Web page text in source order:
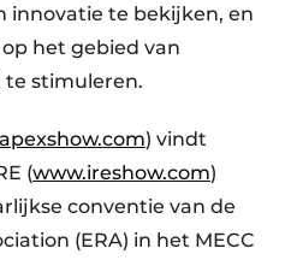
innovatie te bekijken, en
het gebied van
te stimuleren.
) vindt
(www.ireshow.com)
conventie van de
(ERA) in het MECC